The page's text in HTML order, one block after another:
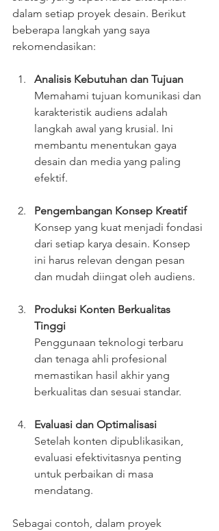
dalam setiap proyek desain. Berikut
beberapa langkah yang saya
rekomendasikan:
Analisis Kebutuhan dan Tujuan
Memahami tujuan komunikasi dan
karakteristik audiens adalah
langkah awal yang krusial. Ini
membantu menentukan gaya
desain dan media yang paling
efektif.
Pengembangan Konsep Kreatif
Konsep yang kuat menjadi fondasi
dari setiap karya desain. Konsep
ini harus relevan dengan pesan
dan mudah diingat oleh audiens.
Produksi Konten Berkualitas
Tinggi
Penggunaan teknologi terbaru
dan tenaga ahli profesional
memastikan hasil akhir yang
berkualitas dan sesuai standar.
Evaluasi dan Optimalisasi
Setelah konten dipublikasikan,
evaluasi efektivitasnya penting
untuk perbaikan di masa
mendatang.
Sebagai contoh, dalam proyek